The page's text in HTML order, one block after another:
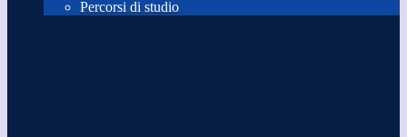
Percorsi di studio